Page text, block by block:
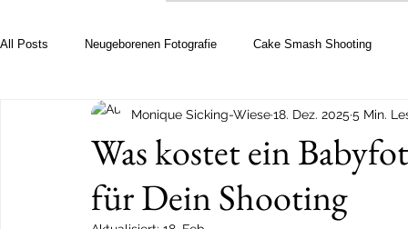
All Posts Neugeborenen Fotografie Cake Smash Shooting
Schwangerschaft Babybauchfotos Babybauchkleider
Was kostet ein
für Dein Shooting
Monique Sicking-Wiese18. Dez. 2025 5 Min.